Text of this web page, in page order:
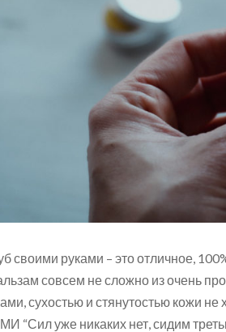
своими руками – это отличное,
совсем не сложно из очень
сухостью и стянутостью кожи
уже никаких нет, сидим